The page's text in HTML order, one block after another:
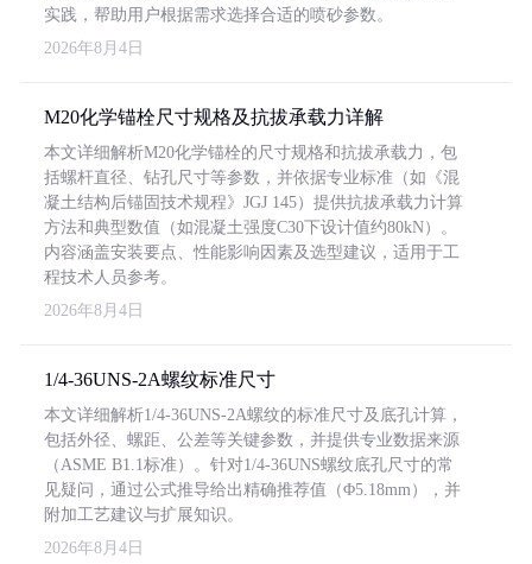
实践，帮助用户根据需求选择合适的喷砂参数。
2026年8月4日
M20化学锚栓尺寸规格及抗拔承载力详解
本文详细解析M20化学锚栓的尺寸规格和抗拔承载力，包
括螺杆直径、钻孔尺寸等参数，并依据专业标准（如《混
凝土结构后锚固技术规程》JGJ 145）提供抗拔承载力计算
方法和典型数值（如混凝土强度C30下设计值约80kN）。
内容涵盖安装要点、性能影响因素及选型建议，适用于工
程技术人员参考。
2026年8月4日
1/4-36UNS-2A螺纹标准尺寸
本文详细解析1/4-36UNS-2A螺纹的标准尺寸及底孔计算，
包括外径、螺距、公差等关键参数，并提供专业数据来源
（ASME B1.1标准）。针对1/4-36UNS螺纹底孔尺寸的常
见疑问，通过公式推导给出精确推荐值（Φ5.18mm），并
附加工艺建议与扩展知识。
2026年8月4日